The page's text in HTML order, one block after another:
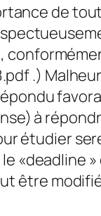
de
.)
à
étudier
«deadline
être